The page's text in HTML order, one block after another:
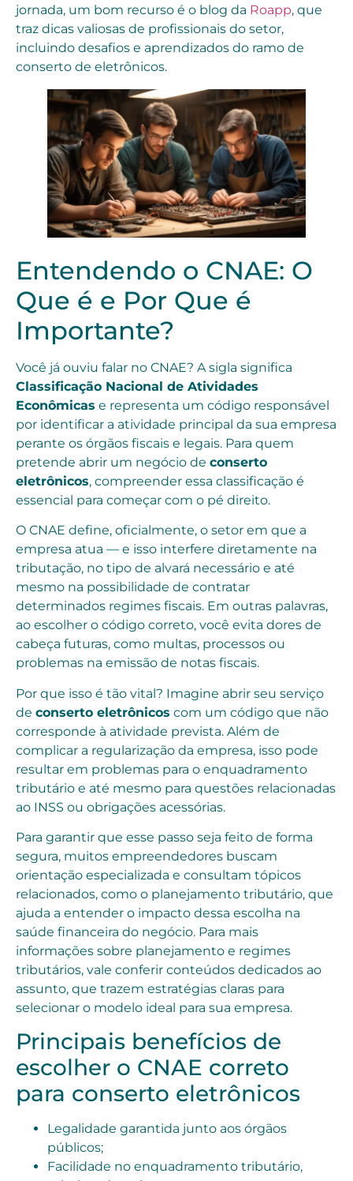
jornada, um bom recurso é o blog da Roapp, que
traz dicas valiosas de profissionais do setor,
incluindo desafios e aprendizados do ramo de
conserto de eletrônicos.
Entendendo o CNAE: O
Que é e Por Que é
Importante?
Você já ouviu falar no CNAE? A sigla significa
Classificação Nacional de Atividades
Econômicas e representa um código responsável
por identificar a atividade principal da sua empresa
perante os órgãos fiscais e legais. Para quem
pretende abrir um negócio de conserto
eletrônicos, compreender essa classificação é
essencial para começar com o pé direito.
O CNAE define, oficialmente, o setor em que a
empresa atua — e isso interfere diretamente na
tributação, no tipo de alvará necessário e até
mesmo na possibilidade de contratar
determinados regimes fiscais. Em outras palavras,
ao escolher o código correto, você evita dores de
cabeça futuras, como multas, processos ou
problemas na emissão de notas fiscais.
Por que isso é tão vital? Imagine abrir seu serviço
de conserto eletrônicos com um código que não
corresponde à atividade prevista. Além de
complicar a regularização da empresa, isso pode
resultar em problemas para o enquadramento
tributário e até mesmo para questões relacionadas
ao INSS ou obrigações acessórias.
Para garantir que esse passo seja feito de forma
segura, muitos empreendedores buscam
orientação especializada e consultam tópicos
relacionados, como o planejamento tributário, que
ajuda a entender o impacto dessa escolha na
saúde financeira do negócio. Para mais
informações sobre planejamento e regimes
tributários, vale conferir conteúdos dedicados ao
assunto, que trazem estratégias claras para
selecionar o modelo ideal para sua empresa.
Principais benefícios de
escolher o CNAE correto
para conserto eletrônicos
Legalidade garantida junto aos órgãos
públicos;
Facilidade no enquadramento tributário,